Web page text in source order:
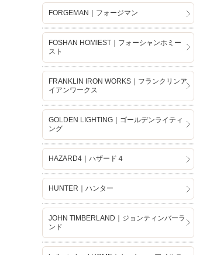
FORGEMAN｜フォージマン
FOSHAN HOMIEST｜フォーシャンホミー
スト
FRANKLIN IRON WORKS｜フランクリンア
イアンワークス
GOLDEN LIGHTING｜ゴールデンライティ
ング
HAZARD4｜ハザード４
HUNTER｜ハンター
JOHN TIMBERLAND｜ジョンティンバーラ
ンド